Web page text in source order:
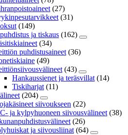
(27)
(31)
(149)
ja tiskaus (162)
(34)
puhdistusaineet (36)
(49)
(43)
Hankaussienet ja teräsvillat (14)
Tiskiharjat (11)
(204)
siivoukseen (22)
ja kylpyhuoneen siivousvälineet (38)
(26)
ja siivousliinat (64)